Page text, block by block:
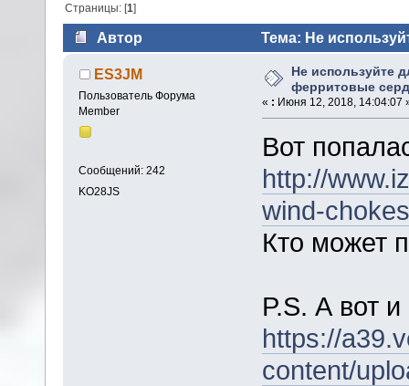
Страницы: [1]
Автор
Тема: Не
(Прочитано 51279 раз)
ES3JM
Пользователь Форума
Member
Сообщений: 242
KO28JS
Не используйте
ферритовые
« : Июня 12, 2018, 14:04:07
Вот
http://
wind-
Кто может
P.S. А вот
https://
content/